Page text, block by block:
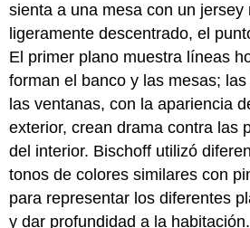
sienta a una mesa con un jersey
ligeramente descentrado, el
El primer plano muestra líneas
forman el banco y las mesas;
las ventanas, con la apariencia
exterior, crean drama contra las
del interior. Bischoff utilizó
tonos de colores similares con
para representar los diferentes
y dar profundidad a la